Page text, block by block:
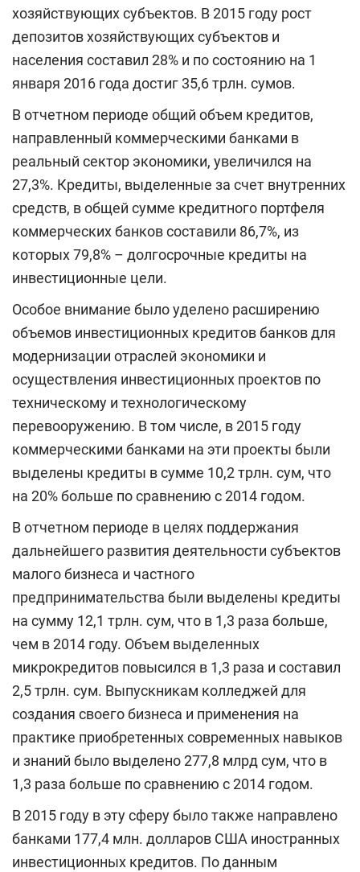
хозяйствующих субъектов. В 2015 году рост
депозитов хозяйствующих субъектов и
населения составил 28% и по состоянию на 1
января 2016 года достиг 35,6 трлн. сумов.
В отчетном периоде общий объем кредитов,
направленный коммерческими банками в
реальный сектор экономики, увеличился на
27,3%. Кредиты, выделенные за счет внутренних
средств, в общей сумме кредитного портфеля
коммерческих банков составили 86,7%, из
которых 79,8% – долгосрочные кредиты на
инвестиционные цели.
Особое внимание было уделено расширению
объемов инвестиционных кредитов банков для
модернизации отраслей экономики и
осуществления инвестиционных проектов по
техническому и технологическому
перевооружению. В том числе, в 2015 году
коммерческими банками на эти проекты были
выделены кредиты в сумме 10,2 трлн. сум, что
на 20% больше по сравнению с 2014 годом.
В отчетном периоде в целях поддержания
дальнейшего развития деятельности субъектов
малого бизнеса и частного
предпринимательства были выделены кредиты
на сумму 12,1 трлн. сум, что в 1,3 раза больше,
чем в 2014 году. Объем выделенных
микрокредитов повысился в 1,3 раза и составил
2,5 трлн. сум. Выпускникам колледжей для
создания своего бизнеса и применения на
практике приобретенных современных навыков
и знаний было выделено 277,8 млрд сум, что в
1,3 раза больше по сравнению с 2014 годом.
В 2015 году в эту сферу было также направлено
банками 177,4 млн. долларов США иностранных
инвестиционных кредитов. По данным